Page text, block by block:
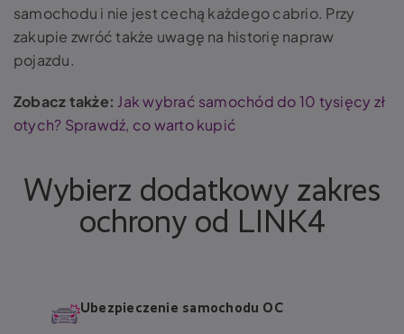
samochodu i nie jest cechą każdego cabrio. Przy
zakupie zwróć także uwagę na historię napraw
pojazdu.
Zobacz także: Jak wybrać samochód do 10 tysięcy zł
otych? Sprawdź, co warto kupić
Wybierz dodatkowy zakres
ochrony od LINK4
Ubezpieczenie samochodu OC